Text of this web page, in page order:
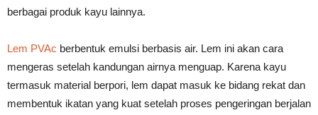
berbagai produk kayu lainnya.
Lem PVAc berbentuk emulsi berbasis air. Lem ini akan cara
mengeras setelah kandungan airnya menguap. Karena kayu
termasuk material berpori, lem dapat masuk ke bidang rekat dan
membentuk ikatan yang kuat setelah proses pengeringan berjalan